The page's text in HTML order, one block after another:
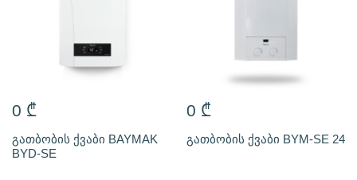
0 ₾
გათბობის ქვაბი BAYMAK
BYD-SE
0 ₾
გათბობის ქვაბი BYM-SE 24